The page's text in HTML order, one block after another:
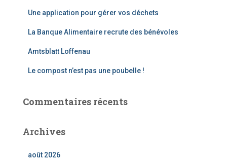
Une application pour gérer vos déchets
La Banque Alimentaire recrute des bénévoles
Amtsblatt Loffenau
Le compost n’est pas une poubelle !
Commentaires récents
Archives
août 2026